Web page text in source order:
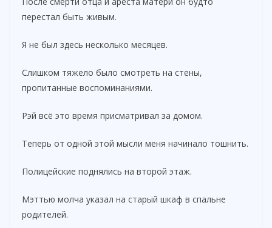
перестал быть живым.
Я не был здесь несколько месяцев.
Слишком тяжело было смотреть на стены,
пропитанные воспоминаниями.
Рэй всё это время присматривал за домом.
Теперь от одной этой мысли меня начинало тошнить.
Полицейские поднялись на второй этаж.
Мэттью молча указал на старый шкаф в спальне
родителей.